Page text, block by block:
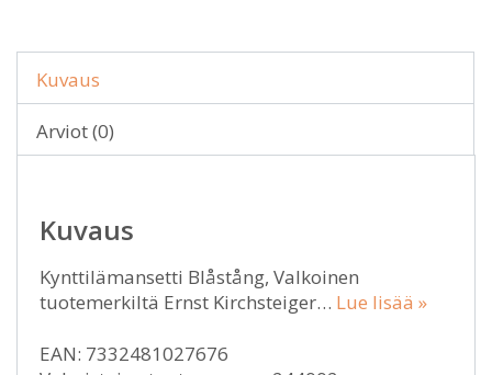
Kuvaus
Arviot (0)
Kuvaus
Kynttilämansetti Blåstång, Valkoinen
tuotemerkiltä Ernst Kirchsteiger… Lue lisää »
EAN: 7332481027676